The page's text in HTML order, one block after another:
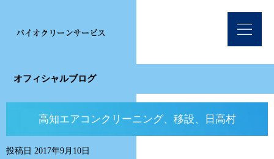
オフィシャルブログ
高知エアコンクリーニング、移設、日高村
投稿日 2017年9月10日